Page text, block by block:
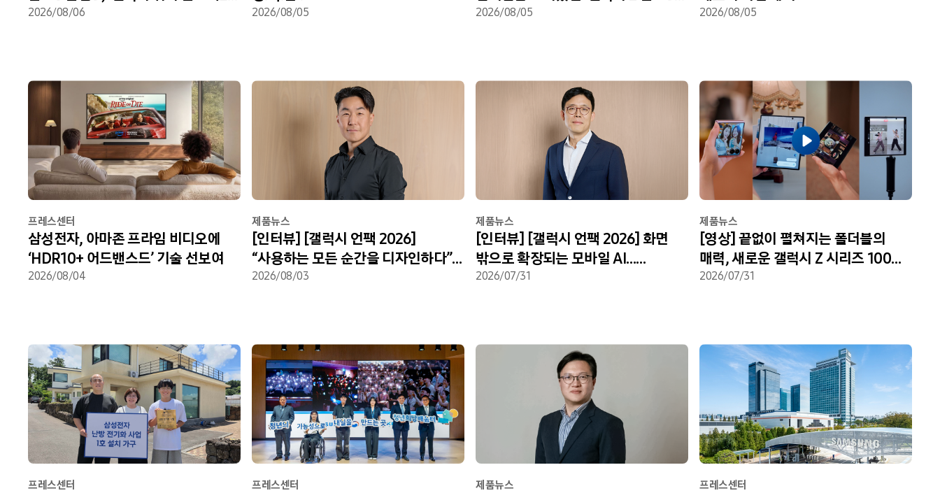
워치9’ 국내 공식 출시
2026/08/06 2026/08/05
울트라·폴드8·플립8’ 사전 개통 현장
2026/08/05 2026/08/05
프레스센터
삼성전자, 아마존 프라임 비디오에
‘HDR10+ 어드밴스드’ 기술 선보여
2026/08/04
제품뉴스
[인터뷰] [갤럭시 언팩 2026]
“사용하는 모든 순간을 디자인하다”…
갤럭시 폴더블·워치 디자인 스토리
2026/08/03
제품뉴스
[인터뷰] [갤럭시 언팩 2026] 화면
밖으로 확장되는 모바일 AI…
삼성전자 ‘인텔리전트 아이웨어’의
2026/07/31
제품뉴스
[영상] 끝없이 펼쳐지는 폴더블의
매력, 새로운 갤럭시 Z 시리즈 100%
활용법
2026/07/31
프레스센터 프레스센터 제품뉴스 프레스센터